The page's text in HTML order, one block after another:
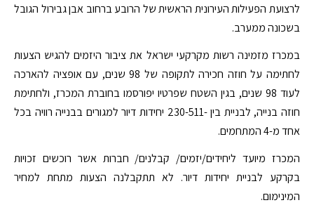
לרצועת הפעילות העירונית הראשית של הרובע ברחוב אבן גבירול הגובל
בשכונה ממערב.
במכרז מזמינה רשות מקרקעי ישראל את ציבור היזמים להגיש הצעות
לחתימה על חוזה חכירה לתקופה של 98 שנים, עם אופציה להארכה
לעוד 98 שנים, בגין השטח שפרטיו יפורסמו בחוברת המכרז, ולחתימת
חוזה בנייה, לבניית בין -230-511 יחידות דיור למגורים בבנייה רוויה בכל
אחד מ-4 המתחמים.
המכרז מיועד ליחידים/יזמים/ קבלנים/ חברות אשר רוכשים זכויות
בקרקע לבניית יחידות דיור. לא תתקבלנה הצעות מתחת למחיר
המינימום.